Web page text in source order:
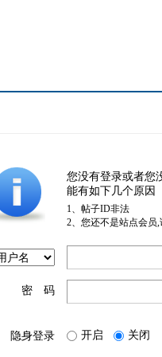
您没有登录或者您
能有如下几个原因
1、帖子ID非法
2、您还不是站点会员
密 码
隐身登录 开启 关闭